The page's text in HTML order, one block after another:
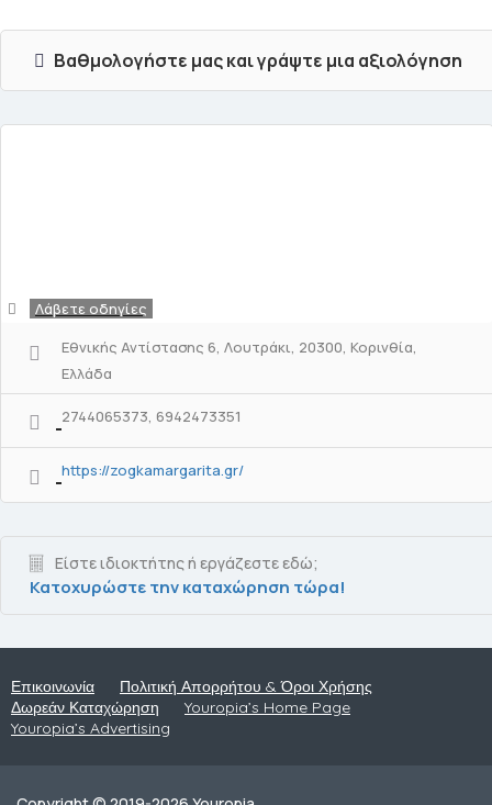
Βαθμολογήστε μας και γράψτε μια αξιολόγηση
Λάβετε οδηγίες
Εθνικής Αντίστασης 6, Λουτράκι, 20300, Κορινθία,
Ελλάδα
2744065373, 6942473351
https://zogkamargarita.gr/
Είστε ιδιοκτήτης ή εργάζεστε εδώ;
Κατοχυρώστε την καταχώρηση τώρα!
Επικοινωνία
Πολιτική Απορρήτου & Όροι Χρήσης
Δωρεάν Καταχώρηση
Youropia’s Home Page
Youropia’s Advertising